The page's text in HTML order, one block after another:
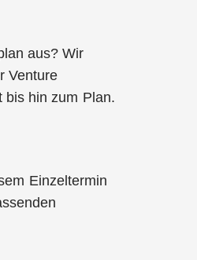
aus? Wir
Venture
bis hin zum Plan.
Einzeltermin